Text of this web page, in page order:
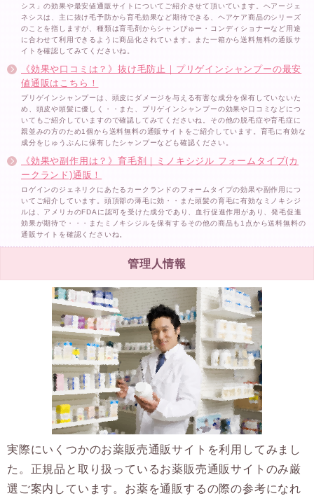
シス」の効果や最安値通販サイトについてご紹介させて頂いています。ヘアージェ
ネシスは、主に抜け毛予防から育毛効果など期待できる、ヘアケア商品のシリーズ
のことを指しますが、種類は育毛剤からシャンぴゅー・コンディショナーなど用途
に合わせて利用できるように商品化されています。また一箱から送料無料の通販サ
イトを確認してみてくださいね。
《効果や口コミは？》抜け毛防止｜プリゲインシャンプーの最安
値通販はこちら！
プリゲインシャンプーは、頭皮にダメージを与える有害な成分を保有していないた
め、頭皮や頭髪に優しく・・また、プリゲインシャンプーの効果や口コミなどにつ
いてもご紹介していますので確認してみてくださいね。その他の脱毛症や育毛症に
親並みの方のため1個から送料無料の通販サイトをご紹介しています。育毛に有効な
成分をじゅうぶんに保有したシャンプーなども確認ください。
《効果や副作用は？》育毛剤｜ミノキシジル フォームタイプ(カ
ークランド)通販！
ロゲインのジェネリクにあたるカークランドのフォームタイプの効果や副作用につ
いてご紹介しています。頭頂部の薄毛に効・・また頭髪の育毛に有効なミノキシジ
ルは、アメリカのFDAに認可を受けた成分であり、血行促進作用があり、発毛促進
効果が期待で・・・またミノキシジルを保有するその他の商品も1点から送料無料の
通販サイトを確認くださいね。
管理人情報
実際にいくつかのお薬販売通販サイトを利用してみまし
た。正規品と取り扱っているお薬販売通販サイトのみ厳
選ご案内しています。お薬を通販するの際の参考になれ